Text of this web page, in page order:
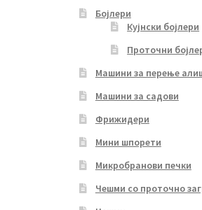
Бојлери
Кујнски бојлери
Проточни
Машини за перење
Машини за садови
Фрижидери
Мини шпорети
Микробранови печки
Чешми со проточно